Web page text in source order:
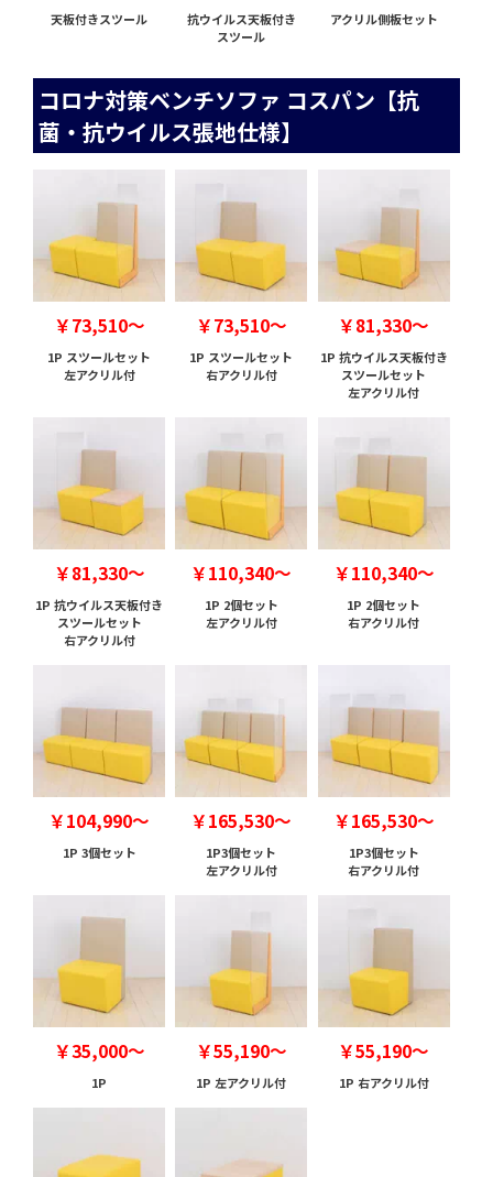
天板付きスツール
抗ウイルス天板付き
スツール
アクリル側板セット
コロナ対策ベンチソファ コスパン【抗
菌・抗ウイルス張地仕様】
￥73,510～
1P スツールセット
左アクリル付
￥73,510～
1P スツールセット
右アクリル付
￥81,330～
1P 抗ウイルス天板付き
スツールセット
左アクリル付
￥81,330～
1P 抗ウイルス天板付き
スツールセット
右アクリル付
￥110,340～
1P 2個セット
左アクリル付
￥110,340～
1P 2個セット
右アクリル付
￥104,990～
1P 3個セット
￥165,530～
1P3個セット
左アクリル付
￥165,530～
1P3個セット
右アクリル付
￥35,000～
1P
￥55,190～
1P 左アクリル付
￥55,190～
1P 右アクリル付